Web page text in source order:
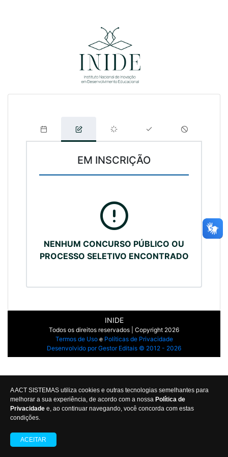
A ACT SISTEMAS utiliza cookies e outras tecnologias semelhantes para
melhorar a sua experiência, de acordo com a nossa Política de
Privacidade e, ao continuar navegando, você concorda com estas
condições.
ACEITAR
EM INSCRIÇÃO
NENHUM CONCURSO PÚBLICO OU
PROCESSO SELETIVO ENCONTRADO
INIDE
Todos os direitos reservados | Copyright 2026
Termos de Usoe Políticas de Privacidade
Desenvolvido por Gestor Editais © 2012 - 2026